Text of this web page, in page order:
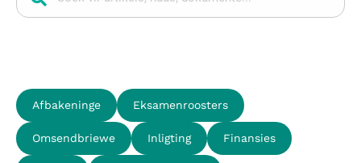
Afbakeninge Eksamenroosters
Omsendbriewe Inligting Finansies